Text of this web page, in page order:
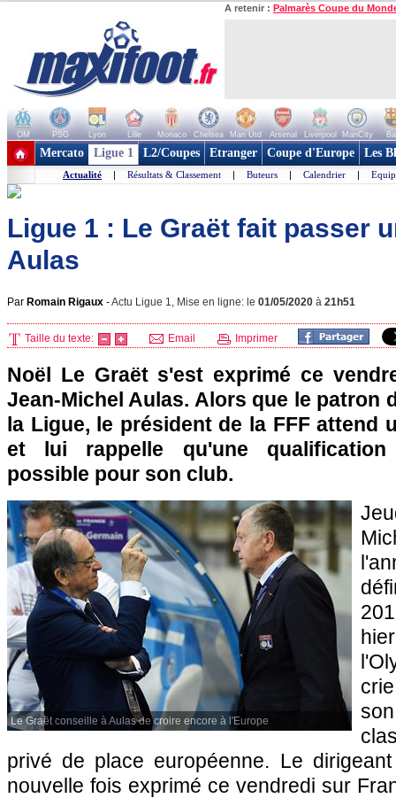
A retenir : Palmarès Coupe du
OM PSG Lyon Lille Monaco Chelsea Man Utd Arsenal Liverpool ManCity
+ de clubs
Mercato Ligue 1 L2/Coupes Etranger Coupe d'Europe Les
Actualité | Résultats & Classement | Buteurs | Calendrier |
Ligue 1 : Le Graët fait passer
Aulas
Par Romain Rigaux -Actu Ligue 1, Mise en ligne: le 01/05/2020 à 21h51
Taille du texte: Email Imprimer
Noël Le Graët s'est exprimé ce
Jean-Michel Aulas. Alors que le patron
la Ligue, le président de la FFF attend
et lui rappelle qu'une qualification
possible pour son club.
Le Graët conseille à Aulas de croire encore à l'Europe
privé de place européenne. Le
nouvelle fois exprimé ce vendredi sur